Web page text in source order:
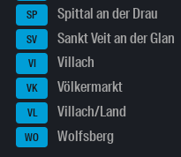
SP Spittal an der Drau
SV Sankt Veit an der Glan
VI Villach
VK Völkermarkt
VL Villach/Land
WO Wolfsberg